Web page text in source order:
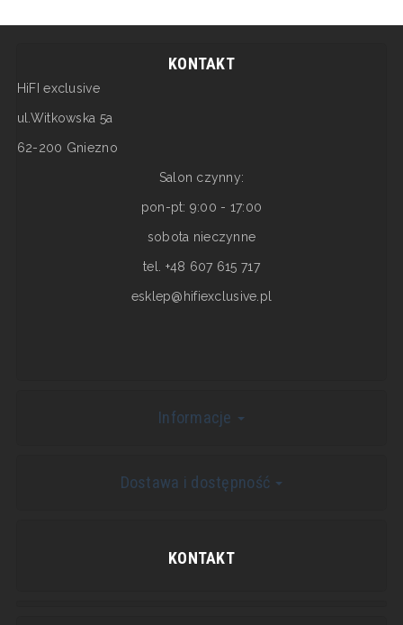
KONTAKT
HiFI exclusive
ul.Witkowska 5a
62-200 Gniezno
Salon czynny:
pon-pt: 9:00 - 17:00
sobota nieczynne
tel. +48 607 615 717
esklep@hifiexclusive.pl
Informacje
Dostawa i dostępność
KONTAKT